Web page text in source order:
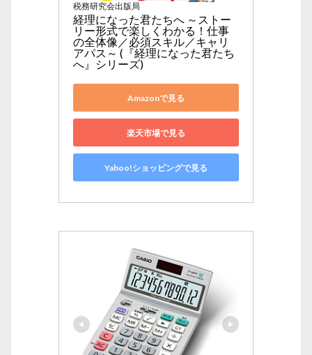
税務研究会出版局
経理になった君たちへ ～ストー
リー形式で楽しくわかる！仕事
の全体像／必須スキル／キャリ
アパス～ (『経理になった君たち
へ』シリーズ)
Amazonで見る
楽天市場で見る
Yahoo!ショッピングで見る